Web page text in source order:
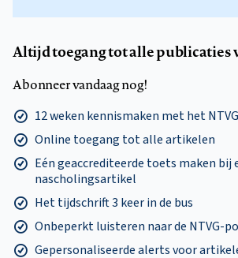
Altijd toegang tot alle publicaties
Abonneer vandaag nog!
12 weken kennismaken met het NTVG
Online toegang tot alle artikelen
Eén geaccrediteerde toets maken bij
nascholingsartikel
Het tijdschrift 3 keer in de bus
Onbeperkt luisteren naar de NTVG-
Gepersonaliseerde alerts voor